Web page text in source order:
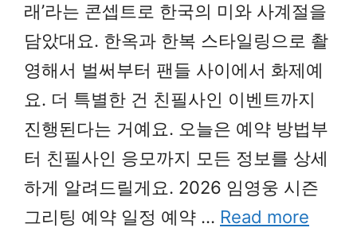
래’라는 콘셉트로 한국의 미와 사계절을
담았대요. 한옥과 한복 스타일링으로 촬
영해서 벌써부터 팬들 사이에서 화제예
요. 더 특별한 건 친필사인 이벤트까지
진행된다는 거예요. 오늘은 예약 방법부
터 친필사인 응모까지 모든 정보를 상세
하게 알려드릴게요. 2026 임영웅 시즌
그리팅 예약 일정 예약 … Read more